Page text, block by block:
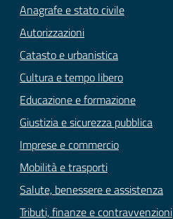
Anagrafe e stato civile
Autorizzazioni
Catasto e urbanistica
Cultura e tempo libero
Educazione e formazione
Giustizia e sicurezza pubblica
Imprese e commercio
Mobilità e trasporti
Salute, benessere e assistenza
Tributi, finanze e contravvenzioni